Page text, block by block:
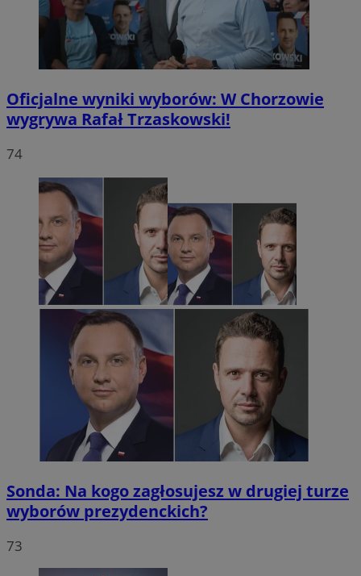
Oficjalne wyniki wyborów: W Chorzowie
wygrywa Rafał Trzaskowski!
74
Sonda: Na kogo zagłosujesz w drugiej turze
wyborów prezydenckich?
73